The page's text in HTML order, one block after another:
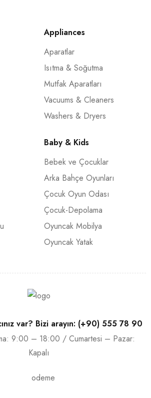
Appliances
Aparatlar
Isıtma & Soğutma
Mutfak Aparatları
Vacuums & Cleaners
Washers & Dryers
Baby & Kids
Bebek ve Çocuklar
Arka Bahçe Oyunları
Çocuk Oyun Odası
Çocuk-Depolama
Oyuncak Mobilya
Oyuncak Yatak
var? Bizi arayın: (+90) 555 78 90
9:00 – 18:00 / Cumartesi – Pazar:
Kapalı